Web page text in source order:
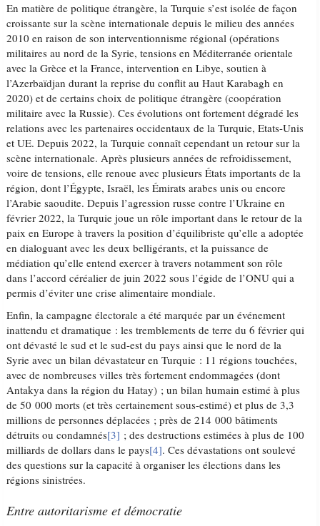
En matière de politique étrangère, la Turquie s’est isolée de façon
croissante sur la scène internationale depuis le milieu des années
2010 en raison de son interventionnisme régional (opérations
militaires au nord de la Syrie, tensions en Méditerranée orientale
avec la Grèce et la France, intervention en Libye, soutien à
l’Azerbaïdjan durant la reprise du conflit au Haut Karabagh en
2020) et de certains choix de politique étrangère (coopération
militaire avec la Russie). Ces évolutions ont fortement dégradé les
relations avec les partenaires occidentaux de la Turquie, Etats-Unis
et UE. Depuis 2022, la Turquie connaît cependant un retour sur la
scène internationale. Après plusieurs années de refroidissement,
voire de tensions, elle renoue avec plusieurs États importants de la
région, dont l’Égypte, Israël, les Émirats arabes unis ou encore
l’Arabie saoudite. Depuis l’agression russe contre l’Ukraine en
février 2022, la Turquie joue un rôle important dans le retour de la
paix en Europe à travers la position d’équilibriste qu’elle a adoptée
en dialoguant avec les deux belligérants, et la puissance de
médiation qu’elle entend exercer à travers notamment son rôle
dans l’accord céréalier de juin 2022 sous l’égide de l’ONU qui a
permis d’éviter une crise alimentaire mondiale.
Enfin, la campagne électorale a été marquée par un événement
inattendu et dramatique : les tremblements de terre du 6 février qui
ont dévasté le sud et le sud-est du pays ainsi que le nord de la
Syrie avec un bilan dévastateur en Turquie : 11 régions touchées,
avec de nombreuses villes très fortement endommagées (dont
Antakya dans la région du Hatay) ; un bilan humain estimé à plus
de 50 000 morts (et très certainement sous-estimé) et plus de 3,3
millions de personnes déplacées ; près de 214 000 bâtiments
détruits ou condamnés[3] ; des destructions estimées à plus de 100
milliards de dollars dans le pays[4]. Ces dévastations ont soulevé
des questions sur la capacité à organiser les élections dans les
régions sinistrées.
Entre autoritarisme et démocratie